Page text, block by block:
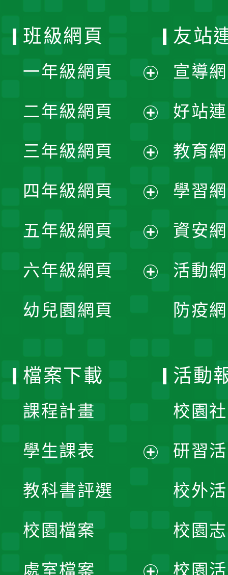
班級網頁
一年級網頁
開
選
單
二年級網頁
開
選
單
三年級網頁
開
選
單
四年級網頁
開
選
五年級網頁
開
六年級網頁
幼兒園網頁
友站
宣導
好站
教育
學習
資安
活動
防疫
檔案下載
課程計畫
學生課表
單
教科書評選
校園檔案
處室檔案
活動
校園
研習
校外
校園
校園